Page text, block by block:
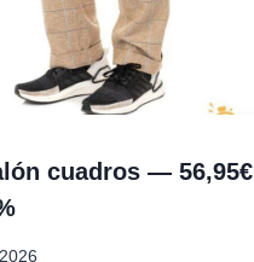
cuadros — 56,95€